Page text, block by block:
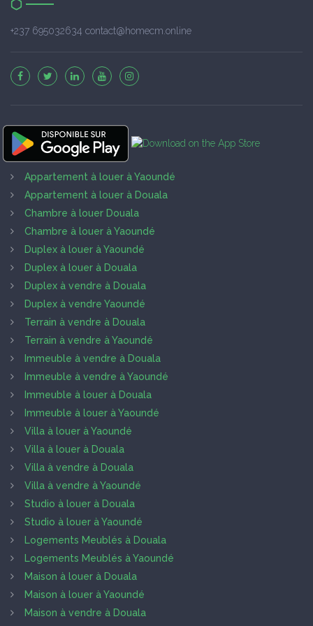
+237 695032634 contact@homecm.online
Appartement à louer à Yaoundé
Appartement à louer à Douala
Chambre à louer Douala
Chambre à louer à Yaoundé
Duplex à louer à Yaoundé
Duplex à louer à Douala
Duplex à vendre à Douala
Duplex à vendre Yaoundé
Terrain à vendre à Douala
Terrain à vendre à Yaoundé
Immeuble à vendre à Douala
Immeuble à vendre à Yaoundé
Immeuble à louer à Douala
Immeuble à louer à Yaoundé
Villa à louer à Yaoundé
Villa à louer à Douala
Villa à vendre à Douala
Villa à vendre à Yaoundé
Studio à louer à Douala
Studio à louer à Yaoundé
Logements Meublés à Douala
Logements Meublés à Yaoundé
Maison à louer à Douala
Maison à louer à Yaoundé
Maison à vendre à Douala